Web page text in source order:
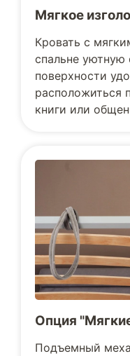
Мягкое
Кровать с
спальне уютную
поверхности
расположиться
книги или
Опция
Подъемный